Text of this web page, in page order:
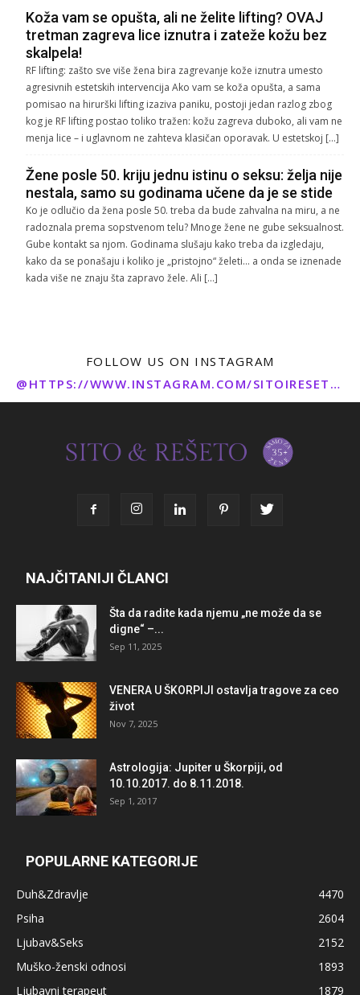
Koža vam se opušta, ali ne želite lifting? OVAJ
tretman zagreva lice iznutra i zateže kožu bez
skalpela!
RF lifting: zašto sve više žena bira zagrevanje kože iznutra umesto
agresivnih estetskih intervencija Ako vam se koža opušta, a sama
pomisao na hirurški lifting izaziva paniku, postoji jedan razlog zbog
kog je RF lifting postao toliko tražen: kožu zagreva duboko, ali vam ne
menja lice – i uglavnom ne zahteva klasičan oporavak. U estetskoj […]
Žene posle 50. kriju jednu istinu o seksu: želja nije
nestala, samo su godinama učene da je se stide
Ko je odlučio da žena posle 50. treba da bude zahvalna na miru, a ne
radoznala prema sopstvenom telu? Mnoge žene ne gube seksualnost.
Gube kontakt sa njom. Godinama slušaju kako treba da izgledaju,
kako da se ponašaju i koliko je „pristojno“ želeti… a onda se iznenade
kada više ne znaju šta zapravo žele. Ali […]
FOLLOW US ON INSTAGRAM
@HTTPS://WWW.INSTAGRAM.COM/SITOIRESETO/
NAJČITANIJI ČLANCI
Šta da radite kada njemu „ne može da se
digne“ –...
Sep 11, 2025
VENERA U ŠKORPIJI ostavlja tragove za ceo
život
Nov 7, 2025
Astrologija: Jupiter u Škorpiji, od
10.10.2017. do 8.11.2018.
Sep 1, 2017
POPULARNE KATEGORIJE
Duh&Zdravlje
4470
Psiha
2604
Ljubav&Seks
2152
Muško-ženski odnosi
1893
Ljubavni terapeut
1879